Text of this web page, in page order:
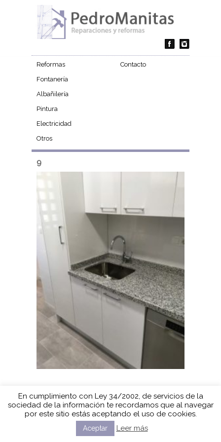
Reformas
Fontanería
Albañilería
Pintura
Electricidad
Otros
Contacto
9
En cumplimiento con Ley 34/2002, de servicios de la
sociedad de la información te recordamos que al navegar
por este sitio estás aceptando el uso de cookies.
Aceptar Leer más